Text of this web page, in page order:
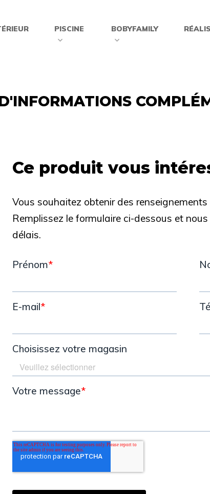
PISCINE BOBYFAMILY
Ce produit vous
Vous souhaitez obtenir des renseignements
Remplissez le formulaire ci-dessous et
délais.